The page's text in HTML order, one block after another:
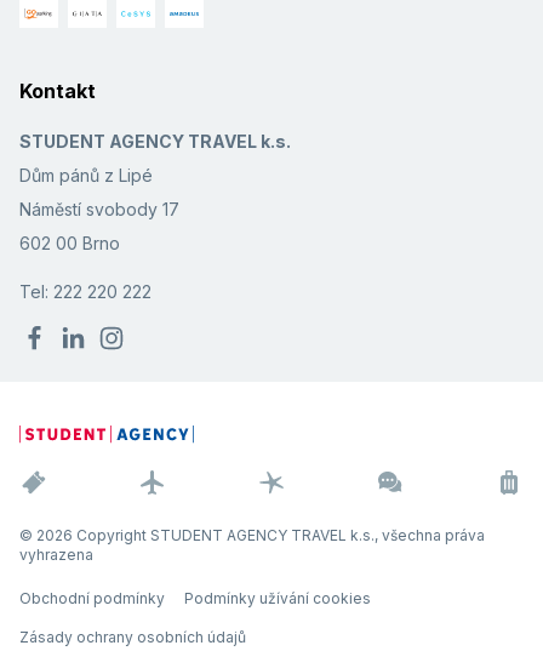
Kontakt
STUDENT AGENCY TRAVEL k.s.
Dům pánů z Lipé
Náměstí svobody 17
602 00 Brno
Tel: 222 220 222
© 2026 Copyright STUDENT AGENCY TRAVEL k.s., všechna práva
vyhrazena
Obchodní podmínky Podmínky užívání cookies
Zásady ochrany osobních údajů